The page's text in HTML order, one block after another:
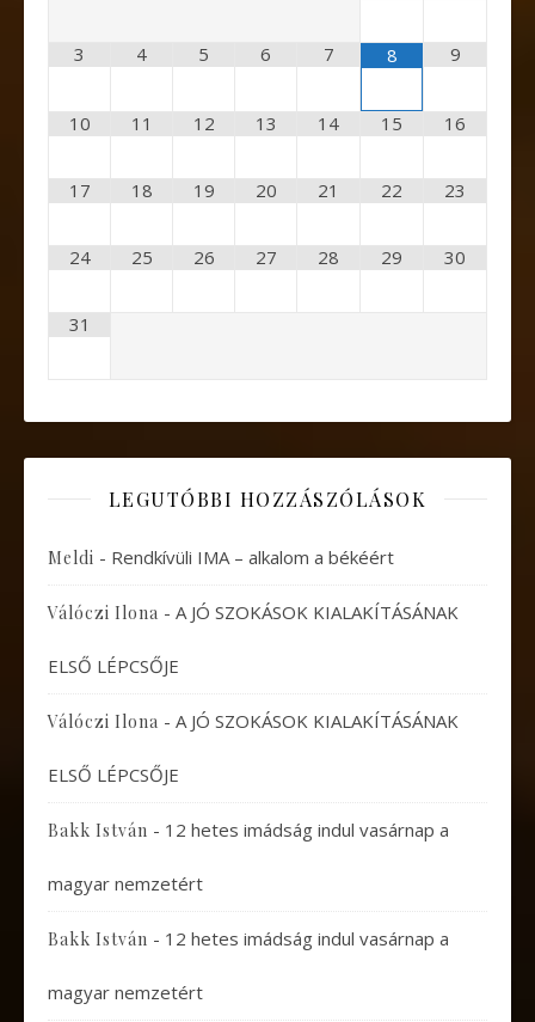
3 4 5 6 7 8 9
10 11 12 13 14 15 16
17 18 19 20 21 22 23
24 25 26 27 28 29 30
31
LEGUTÓBBI HOZZÁSZÓLÁSOK
Meldi - Rendkívüli IMA – alkalom a békéért
Válóczi Ilona - A JÓ SZOKÁSOK KIALAKÍTÁSÁNAK
ELSŐ LÉPCSŐJE
Válóczi Ilona - A JÓ SZOKÁSOK KIALAKÍTÁSÁNAK
ELSŐ LÉPCSŐJE
Bakk István - 12 hetes imádság indul vasárnap a
magyar nemzetért
Bakk István - 12 hetes imádság indul vasárnap a
magyar nemzetért